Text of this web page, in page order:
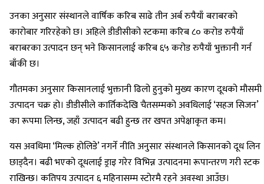
उनका अनुसार संस्थानले वार्षिक करिब साढे तीन अर्ब रुपैयाँ बराबरको
कारोबार गरिरहेको छ। अहिले डीडीसीको स्टकमा करिब ८० करोड रुपैयाँ
बराबरका उत्पादन छन् भने किसानलाई करिब ६५ करोड रुपैयाँ भुक्तानी गर्न
बाँकी छ।
गौतमका अनुसार किसानलाई भुक्तानी ढिलो हुनुको मुख्य कारण दूधको मौसमी
उत्पादन चक्र हो। डीडीसीले कार्तिकदेखि चैतसम्मको अवधिलाई ‘सहज सिजन’
का रूपमा लिन्छ, जहाँ उत्पादन बढी हुन्छ तर खपत अपेक्षाकृत कम।
यस अवधिमा ‘मिल्क होलिडे’ नगर्ने नीति अनुसार संस्थानले किसानको दूध लिन
छाड्दैन। बढी भएको दूधलाई ड्राइ गरेर विभिन्न उत्पादनमा रूपान्तरण गरी स्टक
राखिन्छ। कतिपय उत्पादन ६ महिनासम्म स्टोरमै रहने अवस्था आउँछ।